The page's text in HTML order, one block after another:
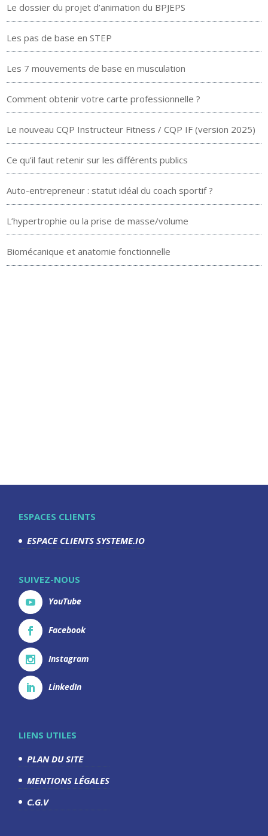
Le dossier du projet d’animation du BPJEPS
Les pas de base en STEP
Les 7 mouvements de base en musculation
Comment obtenir votre carte professionnelle ?
Le nouveau CQP Instructeur Fitness / CQP IF (version 2025)
Ce qu’il faut retenir sur les différents publics
Auto-entrepreneur : statut idéal du coach sportif ?
L’hypertrophie ou la prise de masse/volume
Biomécanique et anatomie fonctionnelle
ESPACES CLIENTS
ESPACE CLIENTS SYSTEME.IO
SUIVEZ-NOUS
YouTube
Facebook
Instagram
LinkedIn
LIENS UTILES
PLAN DU SITE
MENTIONS LÉGALES
C.G.V